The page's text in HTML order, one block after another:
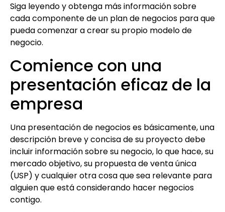
Siga leyendo y obtenga más información sobre
cada componente de un plan de negocios para que
pueda comenzar a crear su propio modelo de
negocio.
Comience con una
presentación eficaz de la
empresa
Una presentación de negocios es básicamente, una
descripción breve y concisa de su proyecto debe
incluir información sobre su negocio, lo que hace, su
mercado objetivo, su propuesta de venta única
(USP) y cualquier otra cosa que sea relevante para
alguien que está considerando hacer negocios
contigo.